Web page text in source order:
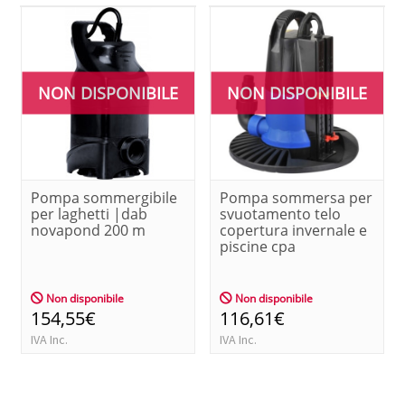
NON DISPONIBILE
Pompa sommergibile
per laghetti |dab
novapond 200 m
Non disponibile
154,55€
IVA Inc.
NON DISPONIBILE
Pompa sommersa per
svuotamento telo
copertura invernale e
piscine cpa
Non disponibile
116,61€
IVA Inc.